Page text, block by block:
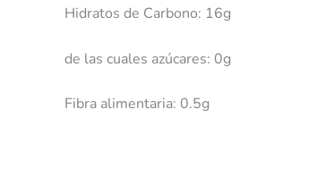
Hidratos de Carbono: 16g
de las cuales azúcares: 0g
Fibra alimentaria: 0.5g